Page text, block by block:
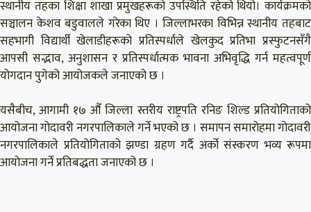
स्थानीय तहका शिक्षा शाखा प्रमुखहरूको उपस्थिति रहेको थियो। कार्यक्रमको
सञ्चालन केशव बडुवालले गरेका थिए । जिल्लाभरका विभिन्न स्थानीय तहबाट
सहभागी विद्यार्थी खेलाडीहरूको प्रतिस्पर्धाले खेलकुद प्रतिभा प्रस्फुटनसँगै
आपसी सद्भाव, अनुशासन र प्रतिस्पर्धात्मक भावना अभिवृद्धि गर्न महत्वपूर्ण
योगदान पुगेको आयोजकले जनाएको छ ।
यसैबीच, आगामी १७ औँ जिल्ला स्तरीय राष्ट्रपति रनिङ शिल्ड प्रतियोगिताको
आयोजना गोदावरी नगरपालिकाले गर्ने भएको छ । समापन समारोहमा गोदावरी
नगरपालिकाले प्रतियोगिताको झण्डा ग्रहण गर्दै अर्को संस्करण भव्य रूपमा
आयोजना गर्ने प्रतिबद्धता जनाएको छ ।